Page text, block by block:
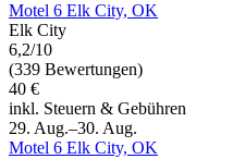
Motel 6 Elk City, OK
Elk City
6,2/10
(339 Bewertungen)
40 €
inkl. Steuern & Gebühren
29. Aug.–30. Aug.
Motel 6 Elk City, OK